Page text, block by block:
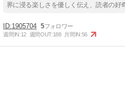
界に浸る楽しさを優しく伝え、読者の好
1905704 5
週間IN:12 週間OUT:188 月間IN:56